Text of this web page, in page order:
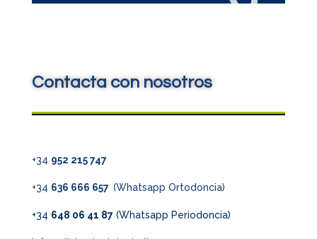
Contacta con nosotros
+34 952 215 747
+34 636 666 657 (Whatsapp Ortodoncia)
+34 648 06 41 87(Whatsapp Periodoncia)